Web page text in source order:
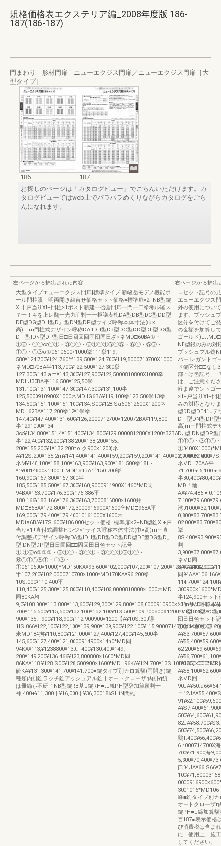
規格価格表エクステリア編_2008年度版 186-
187(186-187)
門まわり 形材門扉 ニューエクジス門扉／ニューエクジス門扉［大
型タイプ］
186
187
お探しのページは「カタログビュー」でごらんいただけます。カ
タログビューではweb上でパラパラめくりながらカタログをごら
んになれます。
左ページから抽出された内容
大型タイプエューエクジス門扉[標準タイプ]新峻岳モデノ機能ポ
ール門柱照 明両開き組台せ価格セット価格=標準扉×2+NB型錠
Xl十戸当りXl+門柱×1ポスト新建一否盾門扉一門一二挙考ル羅ス
７一！キを上レ翻一光力荘剰一一枢議表札DA型DB型DC型DD型
DE型DG型DH型D』型DN型DP型サイズ呼称本体寸法(巾×
高)mm門柱式デザイン呼称DA4DH型DB型DC型DD型DE型DG型
D」型lDN型DP型日□日回回回固団国日ざ○ネMD□60BA①・
①⑥・①①∞①①・③①①・⑥①①①⑥①⑤・⑥①・⑤③・
①①・①③o①0610600×1000挙111挙119。
580¥124.700¥124.760半139,500¥124,700¥119,5000710700X1000
ネMD□70BA半113,700¥122.500¥127.300挙
127.300¥143.am¥143,300¥127,900¥122,5000810800X1000辛
MDLJ30BA平116,500¥125,50挙
131.100¥131.100¥147.300¥147.300¥131,100半
125,5000910900X1000ネMDIIG6BA¥119,100挙123.500挙13挙
134.500¥151.100¥151.100¥134.S00¥128.Sa60612600X1200ネ
MD□62BA¥117,200挙12¥1挙挙
147.40¥147.400¥131.600¥126,2000712700×120072BA¥119,800
半1291000¥134‐
3∞¥134.800¥151,4¥151.400¥134.800¥129.0000812800X1200*32BA
半122,400¥132,200¥138,200¥138,200¥155。
200¥155,200¥1¥132.200nolク900×1200)ネ
A¥12S.200¥135.2m¥141,400¥141.400¥159,200¥159,200¥141,400¥0714700X1400
ネM¥148,100¥158,100¥163,900¥163,900¥181,500挙181・
¥1¥0814800×1400HtMDI184BA半150.700挙
160,900¥167,300¥167,300半
185,500¥185,500¥167,300¥160,9000914900X1460*MD同
94BA¥163.700¥176.300¥176.386平
180.166¥183.166¥176.360¥163,7000816800×1600井
MD□86BA¥172.800¥172,3000916900X1600辛MD□96BA平
169,000¥179.400¥179.40010161000X1600ネ
MDia6BA¥17S.600¥186.000セット価格=標準扉×2+NB型錠Xl+戸
当り×1+直付式調整ヒンジ×1サイズ呼称本体寸法(巾×高)mm直
付調整式デザイン呼称DA型IDH型DB型DC型DD型DE型DG型D」
型IDN型DP型日日圃回□□固回田日色セット記号
①,①⑥o①①①・③①①・③①①・③①①①③①①・
⑥①①①⑥①・〇③・
①0610600×1000)*MD160KA¥93.600¥102,000¥107,200¥107,200¥122,000¥122.000
半107,200¥102.0000710700×1000*MD170KA¥96.200挙
10S.000¥110.400平
110,400¥125,300¥125,800¥110,400¥105,0000810800×1000ネMD
同80KA均
900¥135。900¥118,900¥112.900900×1200【A¥10S.300導
米MD184拘¥110,800¥121.000¥127,400¥127,400¥145,600半
145,600¥127,400¥121,0000914900×14n0*MD同
94KA¥113,¥1238800¥130。400¥130.400¥149。
200¥149.200¥136.466¥123,800800×1600*MD同
硫KA¥131.300¥141,700¥141.700■錠タイプ別カロ算額(両開き)錠
種類内掛錠ラッチ錠アッシュアル錠十オートクローザr肉掛g飢=
は冊綸ぃ不研｀NB型錠RB基J錠RH■tJ観PH型辞加算額判十
神,400+¥11,300十¥16,000十¥36,300186SHiN間雄i
右ページから抽出
ロセット記号の
エューエクジス
外の便用につい
ます。プッシュ
区分を付けてご
の金額を加算し
ゴールド
NB型銀のみの対
プッシュプル錠
バーIレガントゴ
ド錠区分□□なし
部には色記号、□
は、ご注意くだ
軽ま違でントゴ
×1+戸当りXl+門
みの対応となり
型DD型DE41Jデ
D」型DN型DP
高)mm門柱式デ
DJ型IDN型DP
①①①・③①①
ネMD□70AA平
半
MD「軸
湾
挙
判
ネMD同
同
半124,900セット
×1サイズ呼称本
IDH型DB型DC型
団日日色セッ
①①∞①,①⑥・
100800×000*MD
ネMD回
コ
鶏
6.4000714700X
700¥71.900海
口
3001016*MD106
峰■錠タイプ別カ
オートクローザr
錠PH■J締加算
百187●表示価格
び消費税は含ま
に「使用上、施
してください。